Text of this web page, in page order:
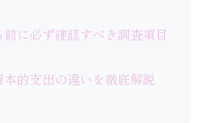
に必ず確認すべき調査項目
的支出の違いを徹底解説